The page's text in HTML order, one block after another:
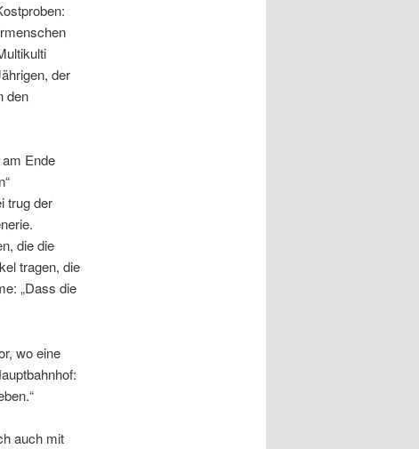
der
den
Ende
trug der
die die
tragen, die
„Dass die
wo eine
auch mit